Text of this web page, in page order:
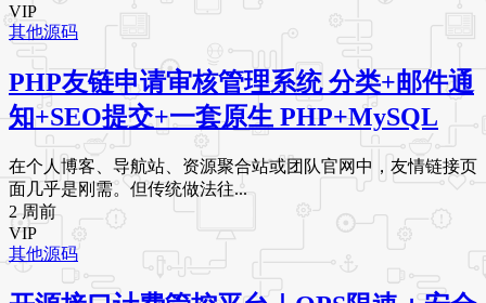
VIP
其他源码
PHP友链申请审核管理系统 分类+邮件通
知+SEO提交+一套原生 PHP+MySQL
在个人博客、导航站、资源聚合站或团队官网中，友情链接页
面几乎是刚需。但传统做法往...
2 周前
VIP
其他源码